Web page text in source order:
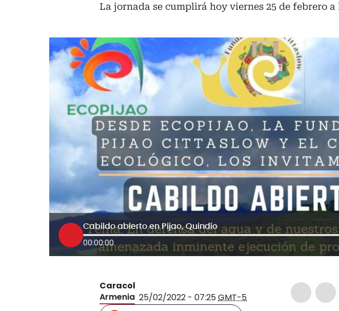
La jornada se cumplirá hoy viernes 25 de febrero
Cabildo abierto en Pijao, Quindío
00:00:00
Caracol
Armenia 25/02/2022 - 07:25GMT-5